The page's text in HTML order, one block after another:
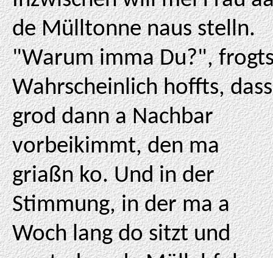
de Mülltonne naus stelln.
"Warum imma Du?",
Wahrscheinlich hoffts, dass
grod dann a Nachbar
vorbeikimmt, den ma
griaßn ko. Und in der
Stimmung, in der ma a
Woch lang do sitzt und